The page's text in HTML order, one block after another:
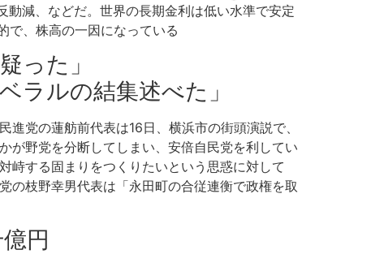
減、などだ。世界の長期金利は低い水準で安定
で、株高の一因になっている
った」
ラルの結集述べた」
党の蓮舫前代表は16日、横浜市の街頭演説で、
が野党を分断してしまい、安倍自民党を利してい
峙する固まりをつくりたいという思惑に対して
の枝野幸男代表は「永田町の合従連衡で政権を取
円